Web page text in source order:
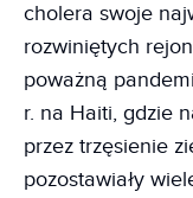
cholera swoje
rozwiniętych
poważną
r. na Haiti, gdzie
przez trzęsienie
pozostawiały